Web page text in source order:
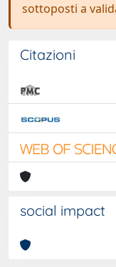
sottoposti a
Citazioni
social impact